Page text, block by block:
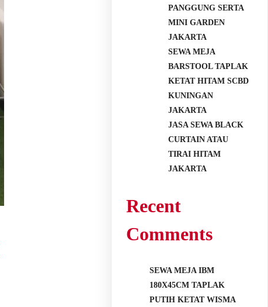
PANGGUNG SERTA
MINI GARDEN
JAKARTA
SEWA MEJA
BARSTOOL TAPLAK
KETAT HITAM SCBD
KUNINGAN
JAKARTA
JASA SEWA BLACK
CURTAIN ATAU
TIRAI HITAM
JAKARTA
Recent
Comments
SEWA MEJA IBM
180X45CM TAPLAK
PUTIH KETAT WISMA